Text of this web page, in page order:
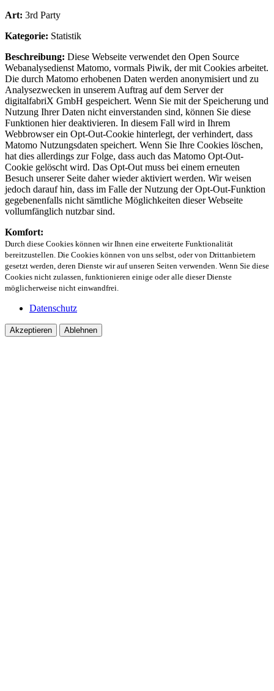
Art: 3rd Party
Kategorie: Statistik
Beschreibung: Diese Webseite verwendet den Open Source
Webanalysedienst Matomo, vormals Piwik, der mit Cookies arbeitet.
Die durch Matomo erhobenen Daten werden anonymisiert und zu
Analysezwecken in unserem Auftrag auf dem Server der
digitalfabriX GmbH gespeichert. Wenn Sie mit der Speicherung und
Nutzung Ihrer Daten nicht einverstanden sind, können Sie diese
Funktionen hier deaktivieren. In diesem Fall wird in Ihrem
Webbrowser ein Opt-Out-Cookie hinterlegt, der verhindert, dass
Matomo Nutzungsdaten speichert. Wenn Sie Ihre Cookies löschen,
hat dies allerdings zur Folge, dass auch das Matomo Opt-Out-
Cookie gelöscht wird. Das Opt-Out muss bei einem erneuten
Besuch unserer Seite daher wieder aktiviert werden. Wir weisen
jedoch darauf hin, dass im Falle der Nutzung der Opt-Out-Funktion
gegebenenfalls nicht sämtliche Möglichkeiten dieser Webseite
vollumfänglich nutzbar sind.
Komfort:
Durch diese Cookies können wir Ihnen eine erweiterte Funktionalität
bereitzustellen. Die Cookies können von uns selbst, oder von Drittanbietern
gesetzt werden, deren Dienste wir auf unseren Seiten verwenden. Wenn Sie diese
Cookies nicht zulassen, funktionieren einige oder alle dieser Dienste
möglicherweise nicht einwandfrei.
Datenschutz
Akzeptieren Ablehnen